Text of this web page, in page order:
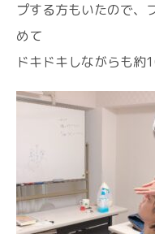
プする方もいたので、
めて
ドキドキしながらも約